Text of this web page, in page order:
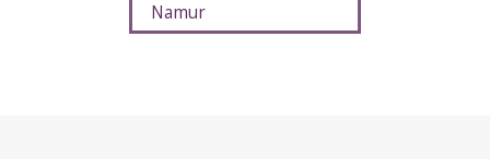
Namur